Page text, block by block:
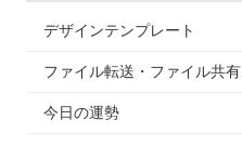
デザインテンプレート
ファイル転送・ファイル共有
今日の運勢